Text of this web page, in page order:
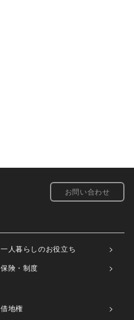
お問い合わせ
一人暮らしのお役立ち
保険・制度
借地権